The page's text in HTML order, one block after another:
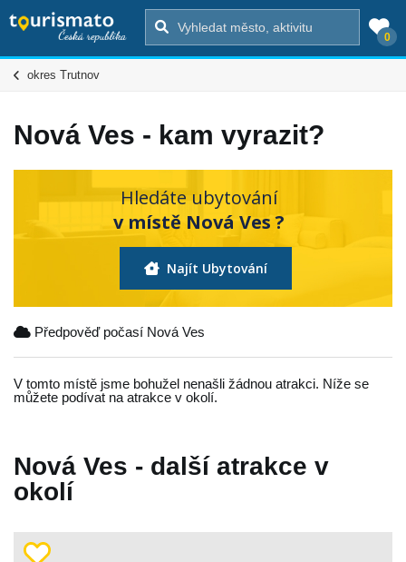
0
okres Trutnov
Nová Ves - kam vyrazit?
Hledáte ubytování
v místě Nová Ves ?
Najít Ubytování
Předpověď počasí Nová Ves
V tomto místě jsme bohužel nenašli žádnou atrakci. Níže se
můžete podívat na atrakce v okolí.
Nová Ves - další atrakce v
okolí